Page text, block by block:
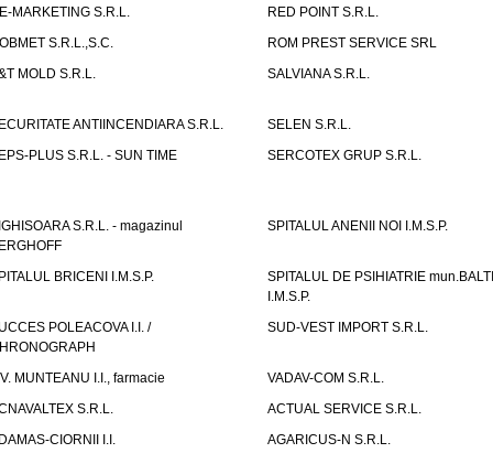
MARKETING S.R.L.
RED POINT S.R.L.
S.R.L.,S.C.
ROM PREST SERVICE SRL
MOLD S.R.L.
SALVIANA S.R.L.
ANTIINCENDIARA S.R.L.
SELEN S.R.L.
PLUS S.R.L. - SUN TIME
SERCOTEX GRUP S.R.L.
S.R.L. - magazinul
SPITALUL ANENII NOI I.M.S.P.
BRICENI I.M.S.P.
SPITALUL DE PSIHIATRIE mun.BALTI
I.M.S.P.
POLEACOVA I.I. /
SUD-VEST IMPORT S.R.L.
MUNTEANU I.I., farmacie
VADAV-COM S.R.L.
S.R.L.
ACTUAL SERVICE S.R.L.
CIORNII I.I.
AGARICUS-N S.R.L.